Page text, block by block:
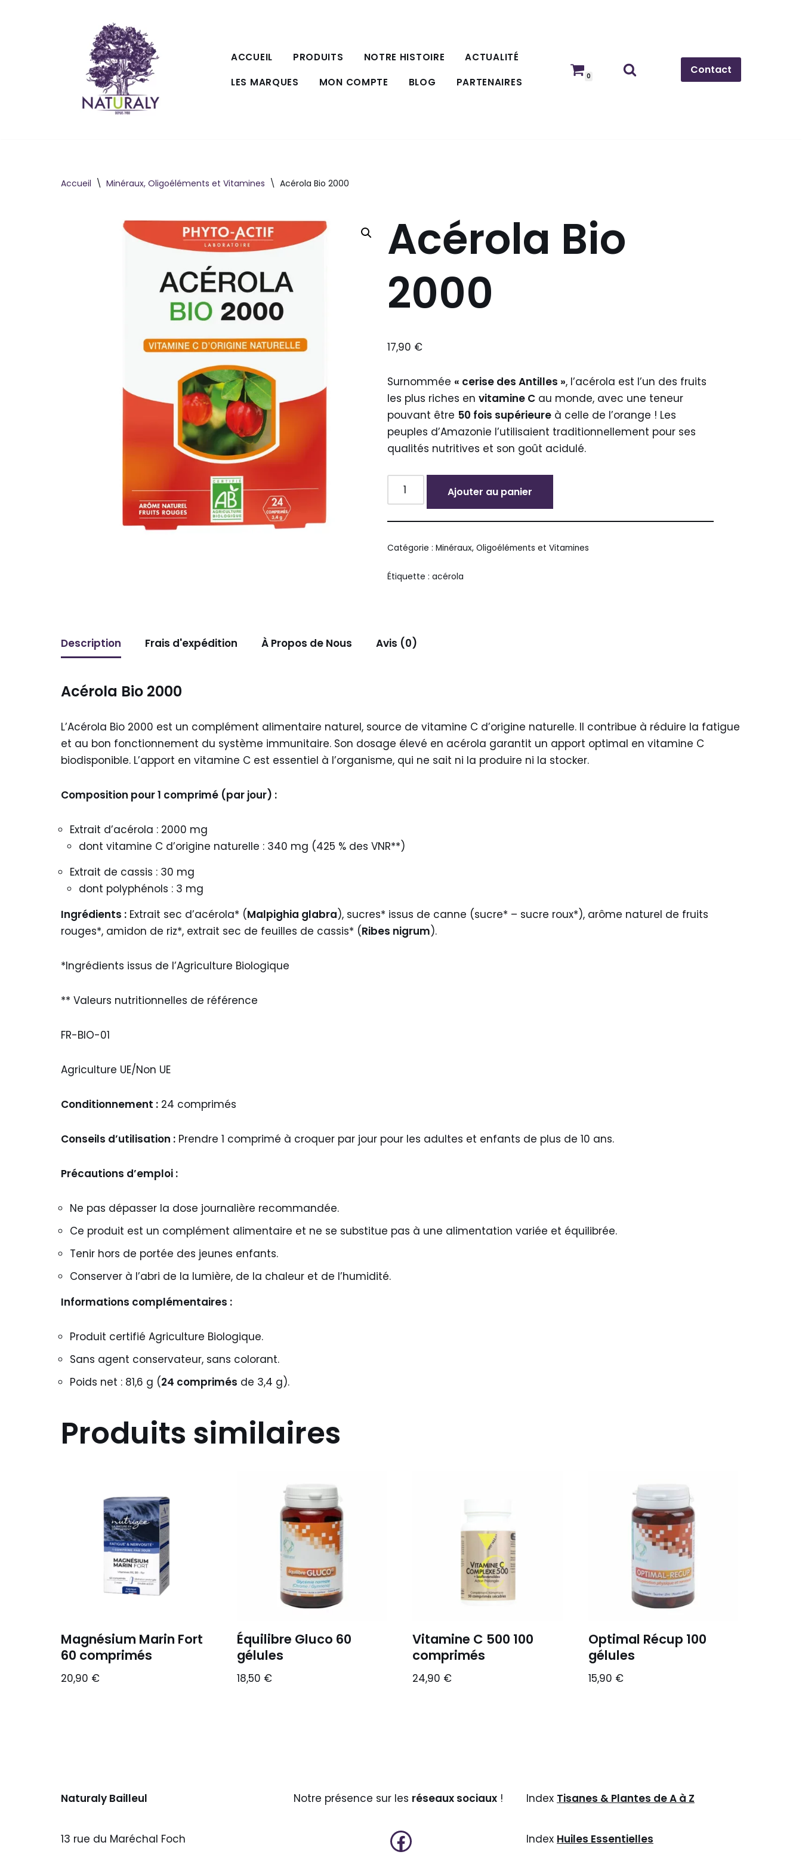
ACCUEIL PRODUITS NOTRE HISTOIRE
ACTUALITÉ
LES MARQUES
MON COMPTE BLOG PARTENAIRES 0 Contact
Accueil \ Minéraux, Oligoéléments et Vitamines \ Acérola Bio 2000
Acérola Bio
2000
17,90 €
Surnommée « cerise des Antilles », l’acérola est l’un des fruits
les plus riches envitamine C au monde, avec une teneur
pouvant être 50 fois supérieure à celle de l’orange ! Les
peuples d’Amazonie l’utilisaient traditionnellement pour ses
qualités nutritives et son goût acidulé.
Ajouter au panier
Alternative:
Catégorie :Minéraux, Oligoéléments et Vitamines
Étiquette :acérola
Description Frais d'expédition À Propos de Nous Avis (0)
Acérola Bio 2000
L’Acérola Bio 2000 est un complément alimentaire naturel, source de vitamine C d’origine naturelle. Il contribue à réduire la fatigue
et au bon fonctionnement du système immunitaire. Son dosage élevé en acérola garantit un apport optimal en vitamine C
biodisponible. L’apport en vitamine C est essentiel à l’organisme, qui ne sait ni la produire ni la stocker.
Composition pour 1 comprimé (par jour) :
Extrait d’acérola : 2000 mg
dont vitamine C d’origine naturelle : 340 mg (425 % des VNR**)
Extrait de cassis : 30 mg
dont polyphénols : 3 mg
Ingrédients : Extrait sec d’acérola* (Malpighia glabra), sucres* issus de canne (sucre* – sucre roux*), arôme naturel de fruits
rouges*, amidon de riz*, extrait sec de feuilles de cassis* (Ribes nigrum).
*Ingrédients issus de l’Agriculture Biologique
** Valeurs nutritionnelles de référence
FR-BIO-01
Agriculture UE/Non UE
Conditionnement : 24 comprimés
Conseils d’utilisation : Prendre 1 comprimé à croquer par jour pour les adultes et enfants de plus de 10 ans.
Précautions d’emploi :
Ne pas dépasser la dose journalière recommandée.
Ce produit est un complément alimentaire et ne se substitue pas à une alimentation variée et équilibrée.
Tenir hors de portée des jeunes enfants.
Conserver à l’abri de la lumière, de la chaleur et de l’humidité.
Informations complémentaires :
Produit certifié Agriculture Biologique.
Sans agent conservateur, sans colorant.
Poids net : 81,6 g (24 comprimés de 3,4 g).
Produits similaires
Magnésium Marin Fort
60 comprimés
20,90 €
Équilibre Gluco 60
gélules
18,50 €
Vitamine C 500 100
comprimés
24,90 €
Optimal Récup 100
gélules
15,90 €
Naturaly Bailleul
13 rue du Maréchal Foch
Notre présence sur les réseaux sociaux ! Index Tisanes & Plantes de A à Z
Index Huiles Essentielles